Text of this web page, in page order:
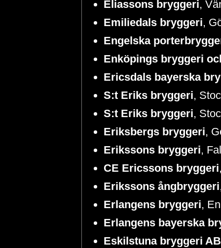
Eliassons bryggeri,
Emiliedals bryggeri,
Engelska
Enköpings bryggeri
Ericsdals bayerska
S:t Eriks bryggeri,
S:t Eriks bryggeri,
Eriksbergs bryggeri,
Erikssons bryggeri,
CE Ericssons bryggeri
Erikssons ångbryggeri
Erlangens bryggeri,
Erlangens bayerska
Eskilstuna bryggeri AB